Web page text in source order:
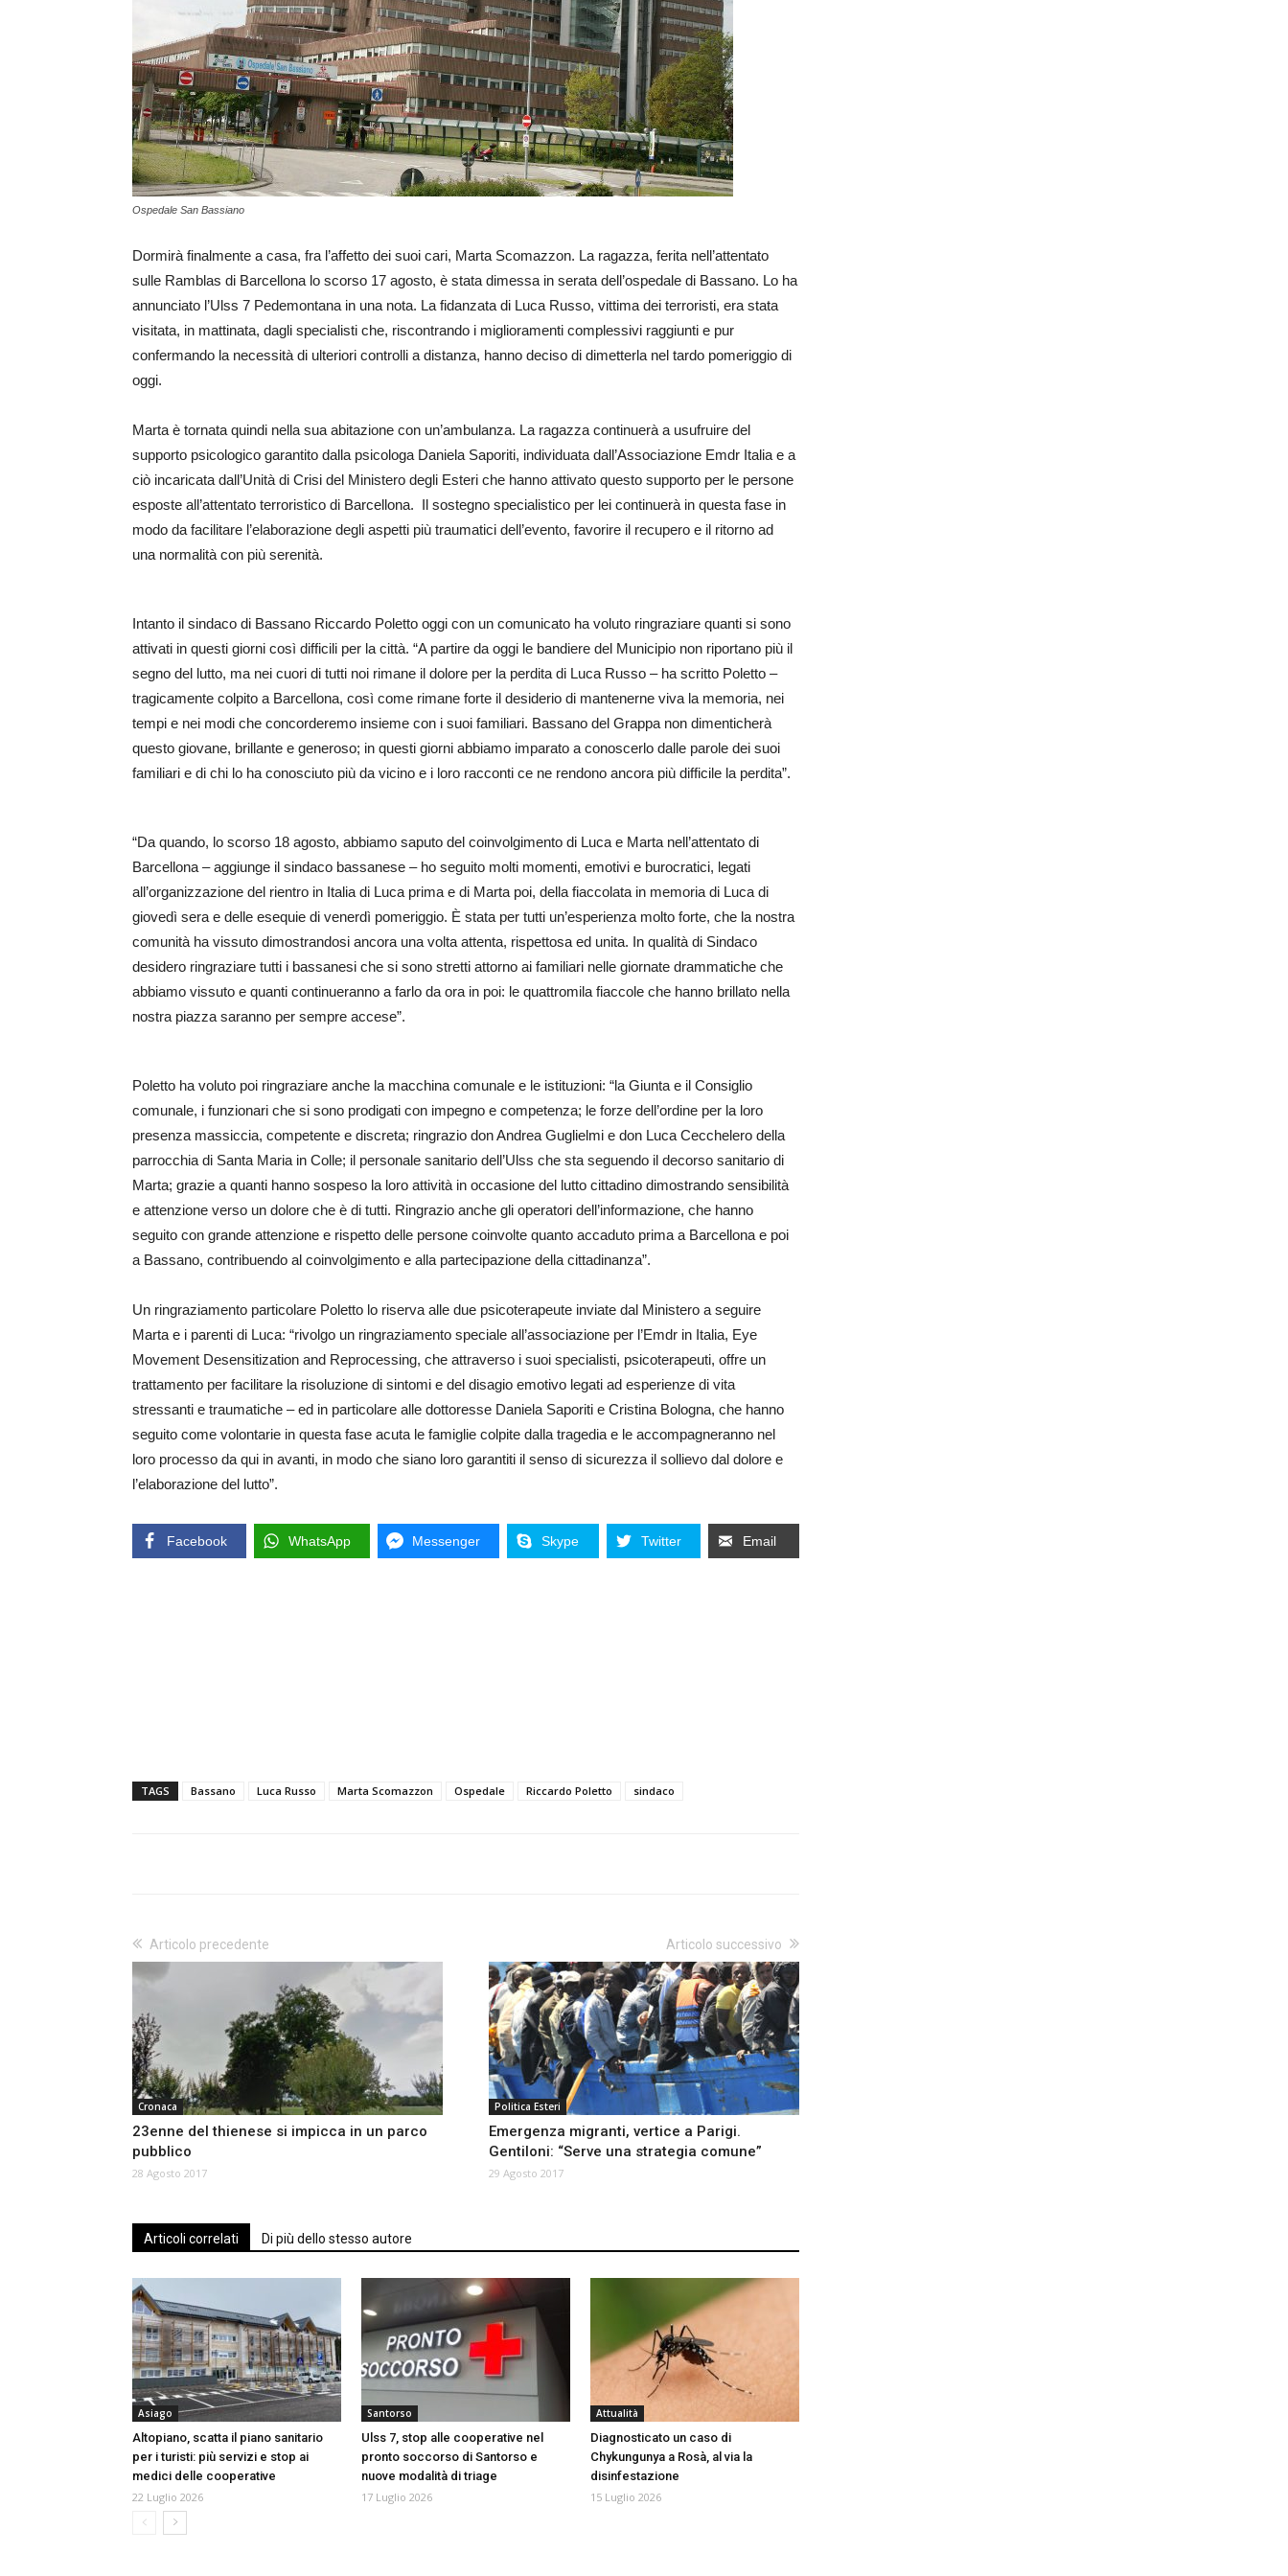
Ospedale San Bassiano
Dormirà finalmente a casa, fra l’affetto dei suoi cari, Marta Scomazzon. La ragazza, ferita nell’attentato
sulle Ramblas di Barcellona lo scorso 17 agosto, è stata dimessa in serata dell’ospedale di Bassano. Lo ha
annunciato l’Ulss 7 Pedemontana in una nota. La fidanzata di Luca Russo, vittima dei terroristi, era stata
visitata, in mattinata, dagli specialisti che, riscontrando i miglioramenti complessivi raggiunti e pur
confermando la necessità di ulteriori controlli a distanza, hanno deciso di dimetterla nel tardo pomeriggio di
oggi.
Marta è tornata quindi nella sua abitazione con un’ambulanza. La ragazza continuerà a usufruire del
supporto psicologico garantito dalla psicologa Daniela Saporiti, individuata dall’Associazione Emdr Italia e a
ciò incaricata dall’Unità di Crisi del Ministero degli Esteri che hanno attivato questo supporto per le persone
esposte all’attentato terroristico di Barcellona. Il sostegno specialistico per lei continuerà in questa fase in
modo da facilitare l’elaborazione degli aspetti più traumatici dell’evento, favorire il recupero e il ritorno ad
una normalità con più serenità.
Intanto il sindaco di Bassano Riccardo Poletto oggi con un comunicato ha voluto ringraziare quanti si sono
attivati in questi giorni così difficili per la città. “A partire da oggi le bandiere del Municipio non riportano più il
segno del lutto, ma nei cuori di tutti noi rimane il dolore per la perdita di Luca Russo – ha scritto Poletto –
tragicamente colpito a Barcellona, così come rimane forte il desiderio di mantenerne viva la memoria, nei
tempi e nei modi che concorderemo insieme con i suoi familiari. Bassano del Grappa non dimenticherà
questo giovane, brillante e generoso; in questi giorni abbiamo imparato a conoscerlo dalle parole dei suoi
familiari e di chi lo ha conosciuto più da vicino e i loro racconti ce ne rendono ancora più difficile la perdita”.
“Da quando, lo scorso 18 agosto, abbiamo saputo del coinvolgimento di Luca e Marta nell’attentato di
Barcellona – aggiunge il sindaco bassanese – ho seguito molti momenti, emotivi e burocratici, legati
all’organizzazione del rientro in Italia di Luca prima e di Marta poi, della fiaccolata in memoria di Luca di
giovedì sera e delle esequie di venerdì pomeriggio. È stata per tutti un’esperienza molto forte, che la nostra
comunità ha vissuto dimostrandosi ancora una volta attenta, rispettosa ed unita. In qualità di Sindaco
desidero ringraziare tutti i bassanesi che si sono stretti attorno ai familiari nelle giornate drammatiche che
abbiamo vissuto e quanti continueranno a farlo da ora in poi: le quattromila fiaccole che hanno brillato nella
nostra piazza saranno per sempre accese”.
Poletto ha voluto poi ringraziare anche la macchina comunale e le istituzioni: “la Giunta e il Consiglio
comunale, i funzionari che si sono prodigati con impegno e competenza; le forze dell’ordine per la loro
presenza massiccia, competente e discreta; ringrazio don Andrea Guglielmi e don Luca Cecchelero della
parrocchia di Santa Maria in Colle; il personale sanitario dell’Ulss che sta seguendo il decorso sanitario di
Marta; grazie a quanti hanno sospeso la loro attività in occasione del lutto cittadino dimostrando sensibilità
e attenzione verso un dolore che è di tutti. Ringrazio anche gli operatori dell’informazione, che hanno
seguito con grande attenzione e rispetto delle persone coinvolte quanto accaduto prima a Barcellona e poi
a Bassano, contribuendo al coinvolgimento e alla partecipazione della cittadinanza”.
Un ringraziamento particolare Poletto lo riserva alle due psicoterapeute inviate dal Ministero a seguire
Marta e i parenti di Luca: “rivolgo un ringraziamento speciale all’associazione per l’Emdr in Italia, Eye
Movement Desensitization and Reprocessing, che attraverso i suoi specialisti, psicoterapeuti, offre un
trattamento per facilitare la risoluzione di sintomi e del disagio emotivo legati ad esperienze di vita
stressanti e traumatiche – ed in particolare alle dottoresse Daniela Saporiti e Cristina Bologna, che hanno
seguito come volontarie in questa fase acuta le famiglie colpite dalla tragedia e le accompagneranno nel
loro processo da qui in avanti, in modo che siano loro garantiti il senso di sicurezza il sollievo dal dolore e
l’elaborazione del lutto”.
Facebook WhatsApp Messenger Skype Twitter Email
TAGS Bassano Luca Russo Marta Scomazzon Ospedale Riccardo Poletto sindaco
Articolo precedente
Cronaca
23enne del thienese si impicca in un parco
pubblico
28 Agosto 2017
Articolo successivo
Politica Esteri
Emergenza migranti, vertice a Parigi.
Gentiloni: “Serve una strategia comune”
29 Agosto 2017
Articoli correlati Di più dello stesso autore
Asiago
Altopiano, scatta il piano sanitario
per i turisti: più servizi e stop ai
medici delle cooperative
22 Luglio 2026
Santorso
Ulss 7, stop alle cooperative nel
pronto soccorso di Santorso e
nuove modalità di triage
17 Luglio 2026
Attualità
Diagnosticato un caso di
Chykungunya a Rosà, al via la
disinfestazione
15 Luglio 2026